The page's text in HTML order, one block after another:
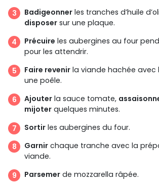
Badigeonner les tranches d’huile
disposer sur une plaque.
Précuire les aubergines au four
pour les attendrir.
Faire revenir la viande hachée avec
une poêle.
Ajouter la sauce tomate,
mijoter quelques minutes.
Sortir les aubergines du four.
Garnir chaque tranche avec la
viande.
Parsemer de mozzarella râpée.